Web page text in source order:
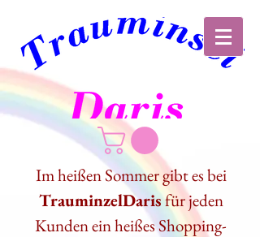
Im heißen Sommer gibt es bei
TrauminzelDarisfür jeden
Kunden ein heißes Shopping-